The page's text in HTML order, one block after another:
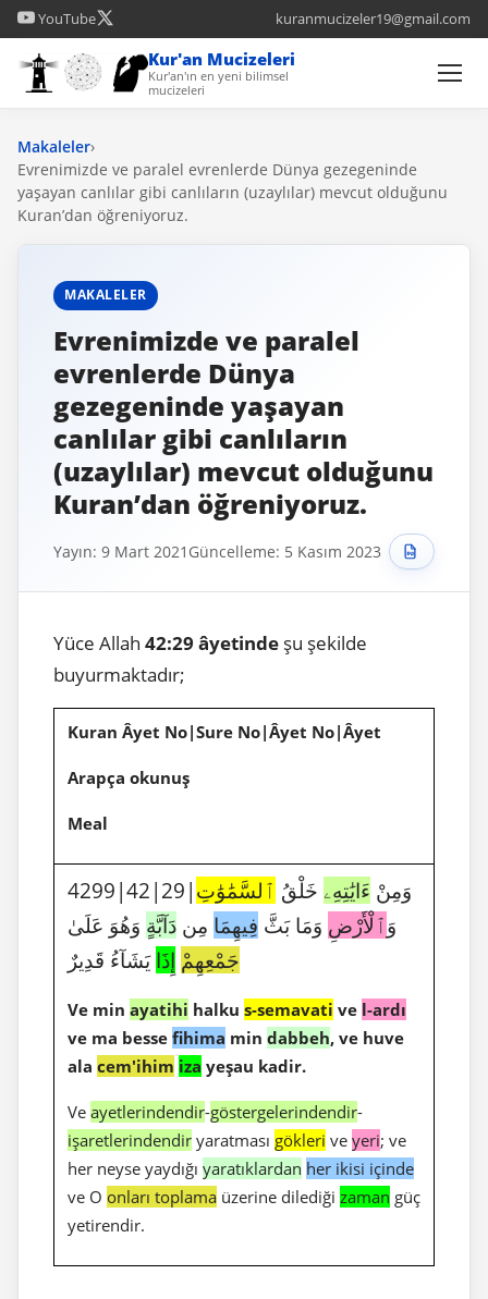
YouTube kuranmucizeler19@gmail.com
Kur'an Mucizeleri
Kur'an'ın en yeni bilimsel
mucizeleri
Makaleler›
Evrenimizde ve paralel evrenlerde Dünya gezegeninde
yaşayan canlılar gibi canlıların (uzaylılar) mevcut olduğunu
Kuran’dan öğreniyoruz.
MAKALELER
Evrenimizde ve paralel
evrenlerde Dünya
gezegeninde yaşayan
canlılar gibi canlıların
(uzaylılar) mevcut olduğunu
Kuran’dan öğreniyoruz.
Yayın: 9 Mart 2021 Güncelleme: 5 Kasım 2023
Yüce Allah 42:29 âyetinde şu şekilde
buyurmaktadır;
Kuran Âyet No|Sure No|Âyet No|Âyet
Arapça okunuş
Meal
4299|42|29|وَمِنْ ءَايَٰتِهِۦ خَلْقُ ٱلسَّمَٰوَٰتِ
وَٱلْأَرْضِ وَمَا بَثَّ فِيهِمَا مِن دَآبَّةٍ وَهُوَ عَلَىٰ
جَمْعِهِمْ إِذَا يَشَآءُ قَدِيرٌ
Ve min ayatihi halku s-semavati ve l-ardı
ve ma besse fihima min dabbeh, ve huve
ala cem'ihim iza yeşau kadir.
Ve ayetlerindendir-göstergelerindendir-
işaretlerindendir yaratması gökleri ve yeri; ve
her neyse yaydığı yaratıklardan her ikisi içinde
ve O onları toplama üzerine dilediği zaman güç
yetirendir.